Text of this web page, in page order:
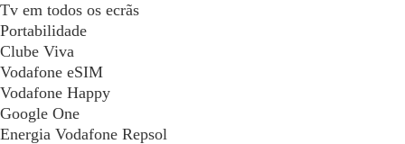
Tv em todos os ecrãs
Portabilidade
Clube Viva
Vodafone eSIM
Vodafone Happy
Google One
Energia Vodafone Repsol